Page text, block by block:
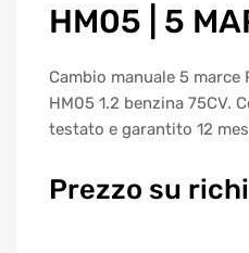
HM05 | 5
Cambio manuale 5
HM05 1.2 benzina 75CV.
testato e garantito 12
Prezzo su